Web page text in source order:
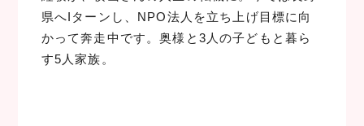
県へIターンし、NPO法人を立ち上げ目標に向
かって奔走中です。奥様と3人の子どもと暮ら
す5人家族。